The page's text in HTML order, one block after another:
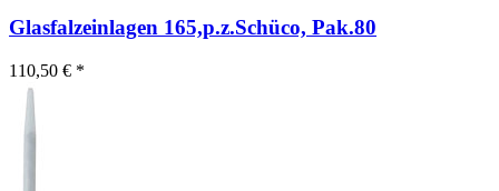
Glasfalzeinlagen 165,p.z.Schüco, Pak.80
110,50 € *